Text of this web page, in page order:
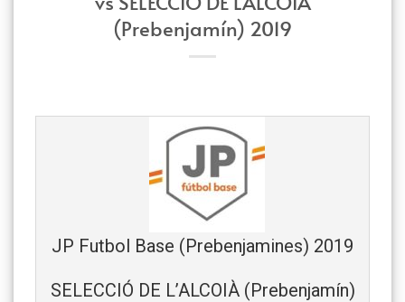
(Prebenjamín) 2019
JP Futbol Base (Prebenjamines) 2019
SELECCIÓ DE L’ALCOIÀ (Prebenjamín)